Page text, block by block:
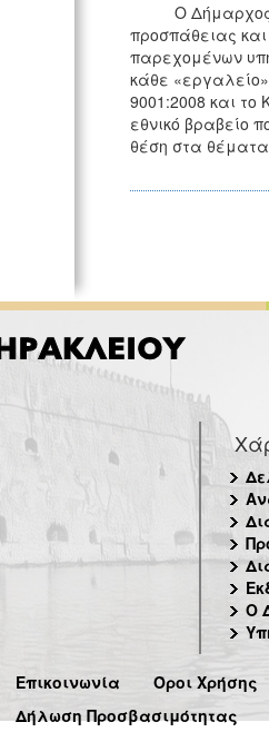
Ο Δήμαρχος
προσπάθειας και
παρεχομένων
κάθε
9001:2008 και το
εθνικό βραβείο
θέση στα θέματα
Ο
Επικοινωνία
Όροι Χρήσης
Δήλωση Προσβασιμότητας